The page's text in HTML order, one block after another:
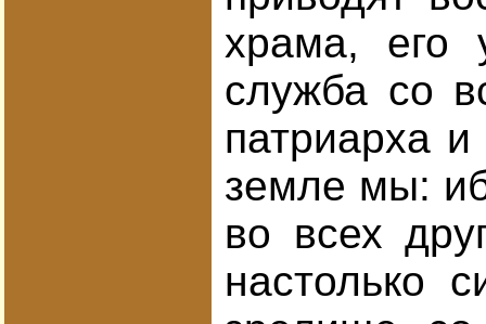
храма, его
служба со
патриарха
земле мы:
во всех
настолько